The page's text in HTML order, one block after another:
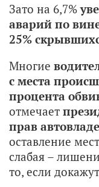
Зато на 6,7%
аварий по
25%
Многие
с места
процента
отмечает
прав
оставление
слабая –
то, если